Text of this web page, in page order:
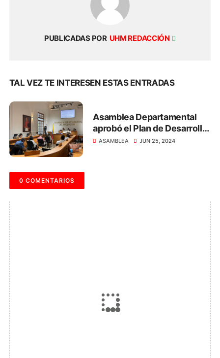
PUBLICADAS POR UHM REDACCIÓN
TAL VEZ TE INTERESEN ESTAS ENTRADAS
Asamblea Departamental
aprobó el Plan de Desarrollo
2024 – 2027
ASAMBLEA JUN 25, 2024
0 COMENTARIOS